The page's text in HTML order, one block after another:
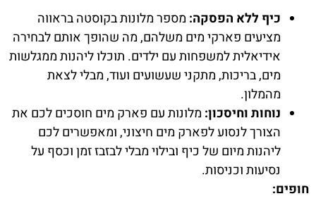
כיף ללא הפסקה: מספר מלונות בקוסטה בראווה
מציעים פארקי מים משלהם, מה שהופך אותם לבחירה
אידיאלית למשפחות עם ילדים. תוכלו ליהנות ממגלשות
מים, בריכות, מתקני שעשועים ועוד, מבלי לצאת
מהמלון.
נוחות וחיסכון: מלונות עם פארק מים חוסכים לכם את
הצורך לנסוע לפארק מים חיצוני, ומאפשרים לכם
ליהנות מיום של כיף ובילוי מבלי לבזבז זמן וכסף על
נסיעות וכניסות.
חופים: